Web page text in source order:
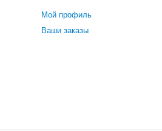
Мой профиль
Ваши заказы